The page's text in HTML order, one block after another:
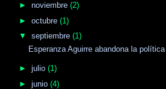
► noviembre (2)
► octubre (1)
▼ septiembre (1)
Esperanza Aguirre abandona la política
► julio (1)
► junio (4)